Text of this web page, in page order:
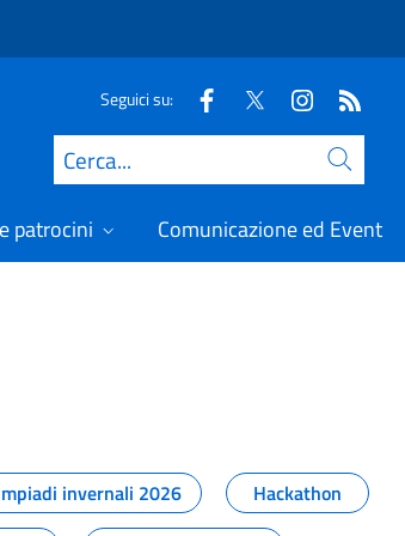
Seguici su:
Cerca
patrocini Comunicazione ed Eventi
invernali 2026
Hackathon